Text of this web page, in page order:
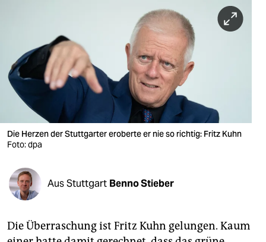
nord
wahrheit
verlag
verlag
veranstaltungen
shop
Die Herzen der Stuttgarter eroberte er nie so richtig: Fritz Kuhn
Foto: dpa
Aus Stuttgart Benno Stieber
Die Überraschung ist Fritz Kuhn gelungen. Kaum